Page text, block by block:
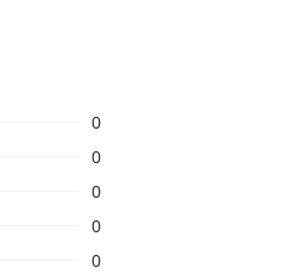
0
0
0
0
0